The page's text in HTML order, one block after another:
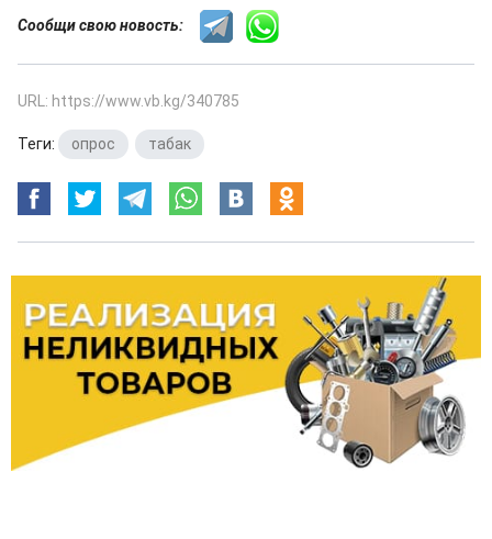
Сообщи свою новость:
URL: https://www.vb.kg/340785
Теги: опрос табак